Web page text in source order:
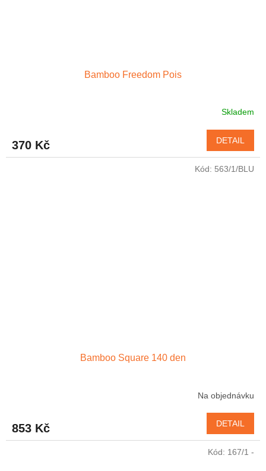
Bamboo Freedom Pois
Skladem
370 Kč DETAIL
Bamboo Square 140 den
Na objednávku
853 Kč DETAIL
Kód: 563/1/BLU
Kód: 167/1 -